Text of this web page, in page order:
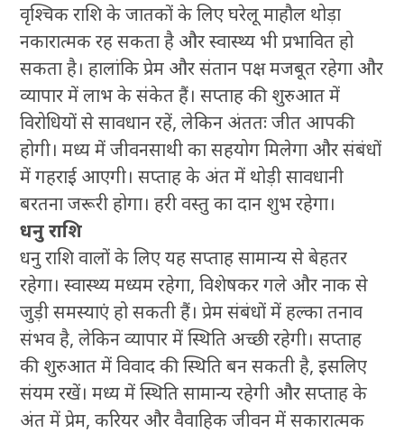
वृश्चिक राशि के जातकों के लिए घरेलू माहौल थोड़ा
नकारात्मक रह सकता है और स्वास्थ्य भी प्रभावित हो
सकता है। हालांकि प्रेम और संतान पक्ष मजबूत रहेगा और
व्यापार में लाभ के संकेत हैं। सप्ताह की शुरुआत में
विरोधियों से सावधान रहें, लेकिन अंततः जीत आपकी
होगी। मध्य में जीवनसाथी का सहयोग मिलेगा और संबंधों
में गहराई आएगी। सप्ताह के अंत में थोड़ी सावधानी
बरतना जरूरी होगा। हरी वस्तु का दान शुभ रहेगा।
धनु राशि
धनु राशि वालों के लिए यह सप्ताह सामान्य से बेहतर
रहेगा। स्वास्थ्य मध्यम रहेगा, विशेषकर गले और नाक से
जुड़ी समस्याएं हो सकती हैं। प्रेम संबंधों में हल्का तनाव
संभव है, लेकिन व्यापार में स्थिति अच्छी रहेगी। सप्ताह
की शुरुआत में विवाद की स्थिति बन सकती है, इसलिए
संयम रखें। मध्य में स्थिति सामान्य रहेगी और सप्ताह के
अंत में प्रेम, करियर और वैवाहिक जीवन में सकारात्मक